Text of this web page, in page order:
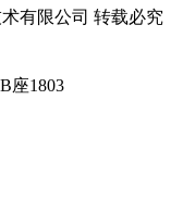
有限公司 转载必究
座1803